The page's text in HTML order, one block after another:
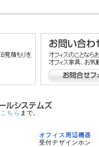
こちら まで。
オフィス周辺機器
受付デザインホン